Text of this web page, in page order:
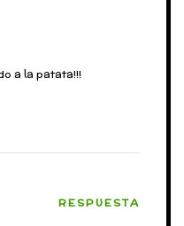
a la patata!!!
RESPUESTA